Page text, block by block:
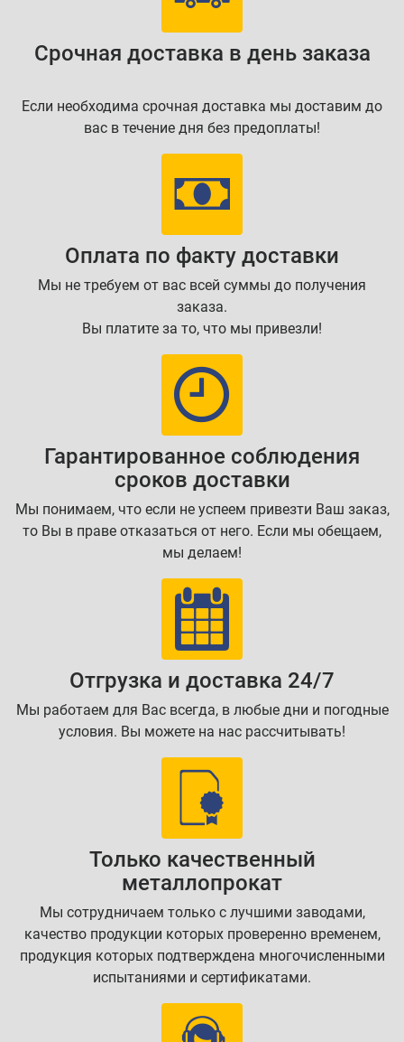
Срочная доставка в день заказа
Если необходима срочная доставка мы доставим до
вас в течение дня без предоплаты!
Оплата по факту доставки
Мы не требуем от вас всей суммы до получения
заказа.
Вы платите за то, что мы привезли!
Гарантированное соблюдения
сроков доставки
Мы понимаем, что если не успеем привезти Ваш заказ,
то Вы в праве отказаться от него. Если мы обещаем,
мы делаем!
Отгрузка и доставка 24/7
Мы работаем для Вас всегда, в любые дни и погодные
условия. Вы можете на нас рассчитывать!
Только качественный
металлопрокат
Мы сотрудничаем только с лучшими заводами,
качество продукции которых проверенно временем,
продукция которых подтверждена многочисленными
испытаниями и сертификатами.